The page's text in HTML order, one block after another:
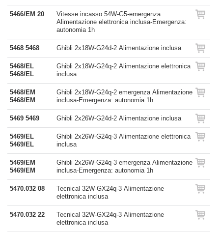
5466/EM 20
Vitesse incasso 54W-G5-emergenza
Alimentazione elettronica inclusa-Emergenza:
autonomia 1h
5468 5468 Ghibli 2x18W-G24d-2 Alimentazione inclusa
5468/EL
5468/EL
Ghibli 2x18W-G24q-2 Alimentazione elettronica
inclusa
5468/EM
5468/EM
Ghibli 2x18W-G24q-2 emergenza Alimentazione
inclusa-Emergenza: autonomia 1h
5469 5469 Ghibli 2x26W-G24d-2 Alimentazione inclusa
5469/EL
5469/EL
Ghibli 2x26W-G24q-3 Alimentazione elettronica
inclusa
5469/EM
5469/EM
Ghibli 2x26W-G24q-3 emergenza Alimentazione
inclusa-Emergenza: autonomia 1h
5470.032 08
Tecnical 32W-GX24q-3 Alimentazione
elettronica inclusa
5470.032 22
Tecnical 32W-GX24q-3 Alimentazione
elettronica inclusa